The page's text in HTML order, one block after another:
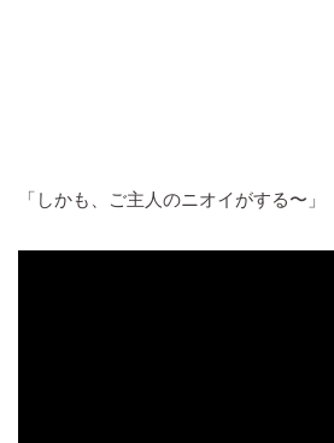
「しかも、ご主人のニオイがする〜」